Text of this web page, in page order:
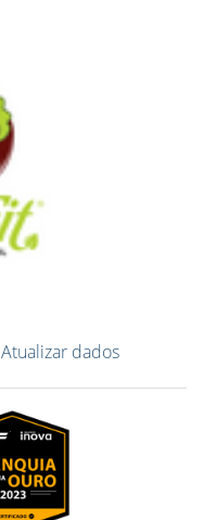
Atualizar dados